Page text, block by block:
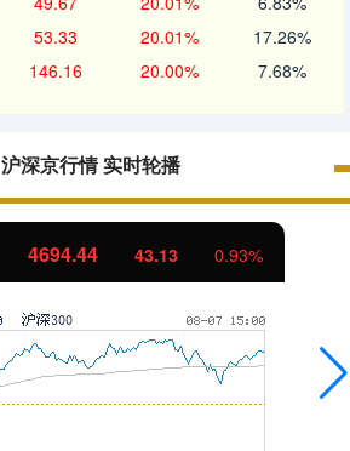
53.33 20.01% 17.26%
146.16 20.00% 7.68%
沪深京行情 实时轮播
1134.24 11.37 1.01%